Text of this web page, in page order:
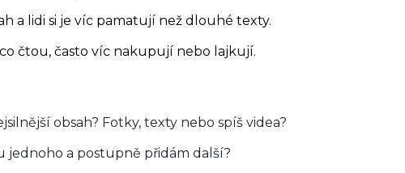
a lidi si je víc pamatují než dlouhé texty.
čtou, často víc nakupují nebo lajkují.
obsah? Fotky, texty nebo spíš videa?
jednoho a postupně přidám další?